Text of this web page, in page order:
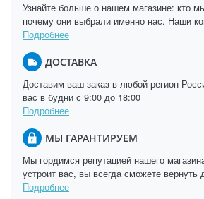
Узнайте больше о нашем магазине: кто
почему они выбрали именно нас. Наши
Подробнее
ДОСТАВКА
Доставим ваш заказ в любой регион
вас в будни с 9:00 до 18:00
Подробнее
МЫ ГАРАНТИРУЕМ
Мы гордимся репутацией нашего
устроит вас, вы всегда сможете вернуть
Подробнее